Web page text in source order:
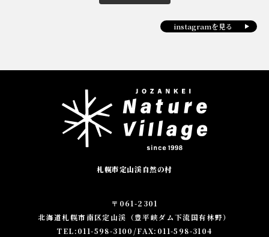
instagramを見る
札幌市定山渓自然の村
〒061-2301
北海道札幌市南区定山渓（豊平峡ダム下流国有林野）
TEL:011-598-3100/FAX:011-598-3104